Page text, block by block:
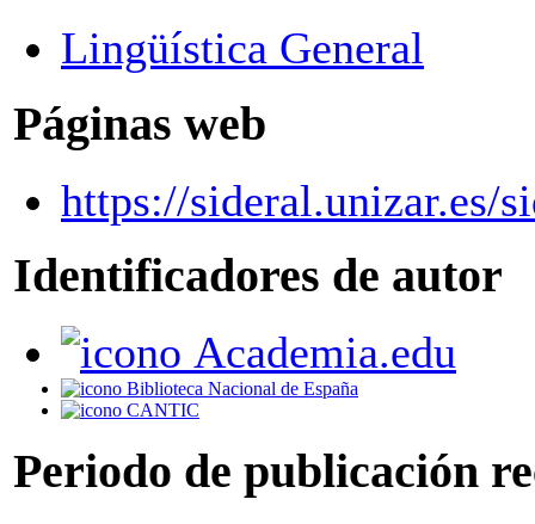
Lingüística General
Páginas web
https://sideral.unizar.es/
Identificadores de autor
Academia.edu
Biblioteca Nacional de España
CANTIC
Periodo de publicación